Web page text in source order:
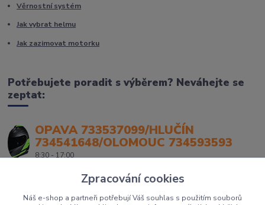
Věrnostní systém
Jak vybrat helmu
Jak zazimovat motorku
Potřebujete poradit s výběrem? Neváhejte se
zeptat:
OPAVA 733537099/HLUČÍN
734541648/OLOMOUC 734593593
8:30 - 17:00
Zpracování cookies
Náš e-shop a partneři potřebují Váš souhlas s použitím souborů